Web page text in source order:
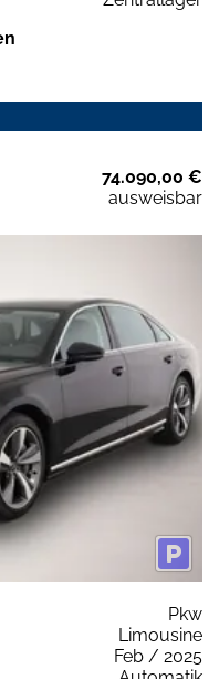
74.090,00 €
ausweisbar
Pkw
Limousine
Feb / 2025